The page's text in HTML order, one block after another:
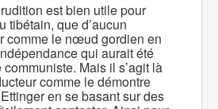
est bien utile pour
tibétain, que d’aucun
comme le nœud gordien en
qui aurait été
Mais il s’agit là
comme le démontre
en se basant sur des